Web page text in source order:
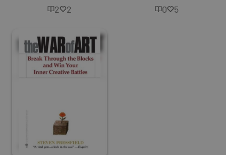
2 2 0 5